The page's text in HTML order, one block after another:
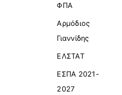
ΦΠΑ
Αρμόδιος
Γιαννίδης
ΕΛΣΤΑΤ
ΕΣΠΑ 2021-
2027